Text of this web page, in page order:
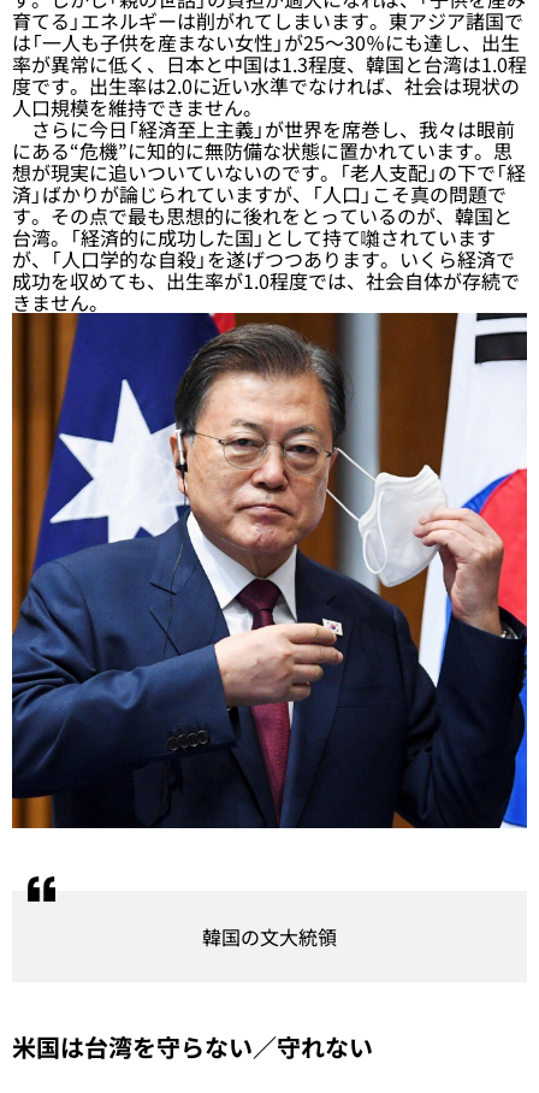
育てる」エネルギーは削がれてしまいます。東アジア諸国で
は「一人も子供を産まない女性」が25～30％にも達し、出生
率が異常に低く、日本と中国は1.3程度、韓国と台湾は1.0程
度です。出生率は2.0に近い水準でなければ、社会は現状の
人口規模を維持できません。
さらに今日「経済至上主義」が世界を席巻し、我々は眼前
にある“危機”に知的に無防備な状態に置かれています。思
想が現実に追いついていないのです。「老人支配」の下で「経
済」ばかりが論じられていますが、「人口」こそ真の問題で
す。その点で最も思想的に後れをとっているのが、韓国と
台湾。「経済的に成功した国」として持て囃されています
が、「人口学的な自殺」を遂げつつあります。いくら経済で
成功を収めても、出生率が1.0程度では、社会自体が存続で
きません。
韓国の文大統領
米国は台湾を守らない／守れない